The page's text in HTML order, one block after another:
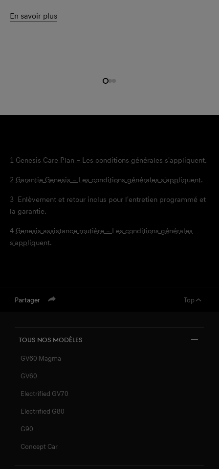
En savoir plus
1Genesis Care Plan – Les conditions générales s'appliquent.
2Garantie Genesis – Les conditions générales s'appliquent.
3 Enlèvement et retour inclus pour l'entretien programmé et
la garantie.
4Genesis assistance routière – Les conditions générales
s'appliquent.
Partager Top
Tous nos MODÈLES
GV60 Magma
GV60
Electrified GV70
Electrified G80
G90
Concept Car